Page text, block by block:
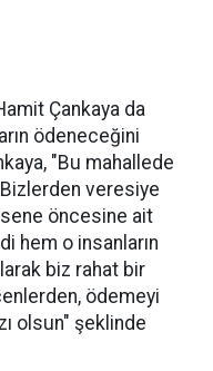
Çankaya da
ödeneceğini
"Bu mahallede
veresiye
sene öncesine ait
hem o insanların
biz rahat bir
ödemeyi
olsun" şeklinde